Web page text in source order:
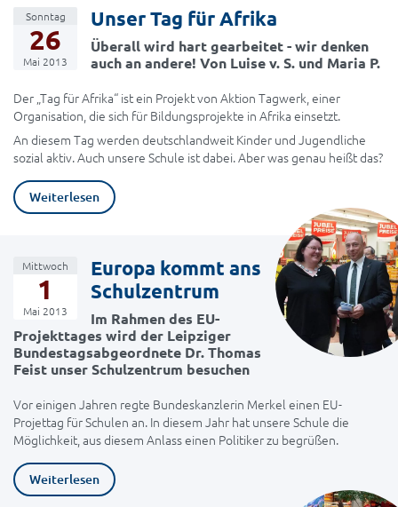
Sonntag
26
Mai 2013
Unser Tag für Afrika
Überall wird hart gearbeitet - wir denken
auch an andere! Von Luise v. S. und Maria P.
Der „Tag für Afrika“ ist ein Projekt von Aktion Tagwerk, einer
Organisation, die sich für Bildungsprojekte in Afrika einsetzt.
An diesem Tag werden deutschlandweit Kinder und Jugendliche
sozial aktiv. Auch unsere Schule ist dabei. Aber was genau heißt das?
Weiterlesen
Mittwoch
1
Mai 2013
Europa kommt ans
Schulzentrum
Im Rahmen des EU-
Projekttages wird der Leipziger
Bundestagsabgeordnete Dr. Thomas
Feist unser Schulzentrum besuchen
Vor einigen Jahren regte Bundeskanzlerin Merkel einen EU-
Projettag für Schulen an. In diesem Jahr hat unsere Schule die
Möglichkeit, aus diesem Anlass einen Politiker zu begrüßen.
Weiterlesen